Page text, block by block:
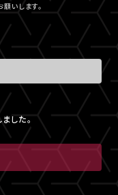
いします。
した。